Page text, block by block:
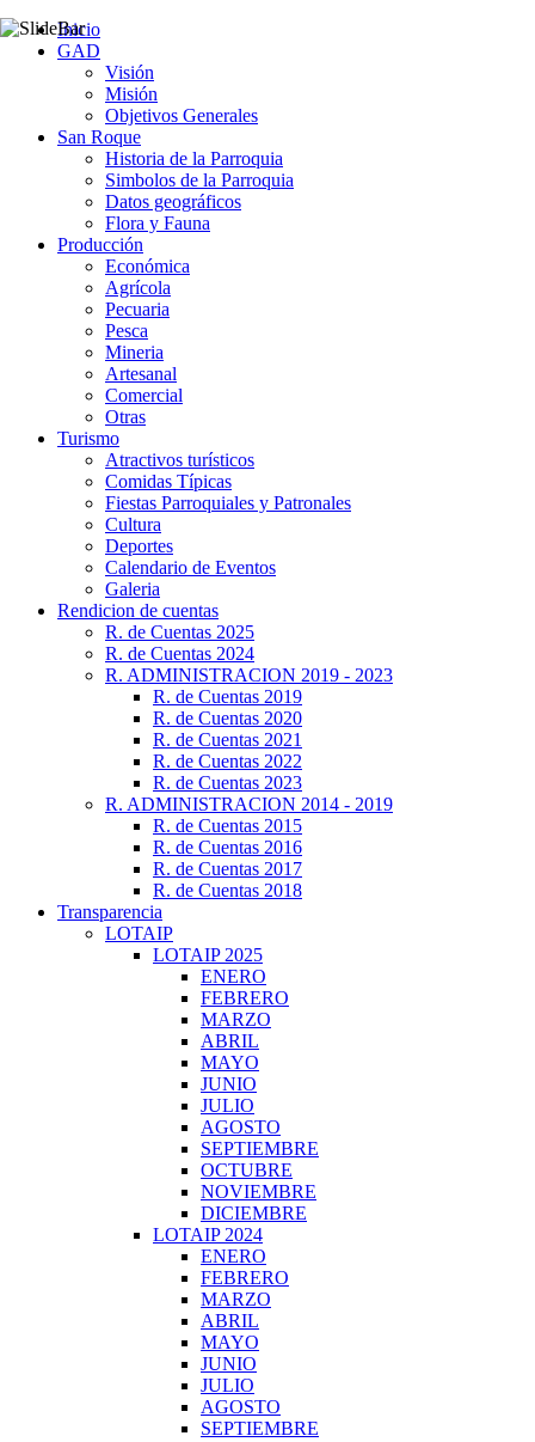
Inicio
GAD
Visión
Misión
Objetivos Generales
San Roque
Historia de la Parroquia
Simbolos de la Parroquia
Datos geográficos
Flora y Fauna
Producción
Económica
Agrícola
Pecuaria
Pesca
Mineria
Artesanal
Comercial
Otras
Turismo
Atractivos turísticos
Comidas Típicas
Fiestas Parroquiales y Patronales
Cultura
Deportes
Calendario de Eventos
Galeria
Rendicion de cuentas
R. de Cuentas 2025
R. de Cuentas 2024
R. ADMINISTRACION 2019 - 2023
R. de Cuentas 2019
R. de Cuentas 2020
R. de Cuentas 2021
R. de Cuentas 2022
R. de Cuentas 2023
R. ADMINISTRACION 2014 - 2019
R. de Cuentas 2015
R. de Cuentas 2016
R. de Cuentas 2017
R. de Cuentas 2018
Transparencia
LOTAIP
LOTAIP 2025
ENERO
FEBRERO
MARZO
ABRIL
MAYO
JUNIO
JULIO
AGOSTO
SEPTIEMBRE
OCTUBRE
NOVIEMBRE
DICIEMBRE
LOTAIP 2024
ENERO
FEBRERO
MARZO
ABRIL
MAYO
JUNIO
JULIO
AGOSTO
SEPTIEMBRE